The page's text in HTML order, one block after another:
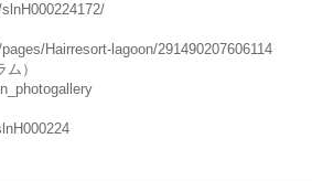
Hairresort-lagoon/291490207606114
）